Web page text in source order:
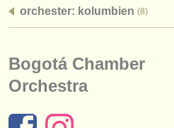
jobs - verwaltung
kurse
musikwettbewerbe
orchester: kolumbien (8)
Bogotá Chamber
Orchestra